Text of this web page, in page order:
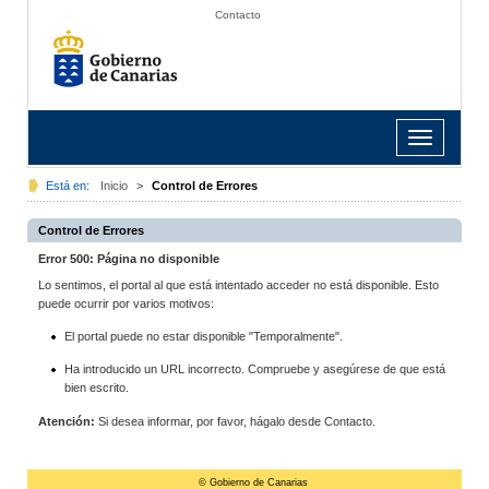
Contacto
Toggle
navigation
Está en: Inicio > Control de Errores
Control de Errores
Error 500: Página no disponible
Lo sentimos, el portal al que está intentado acceder no está disponible. Esto
puede ocurrir por varios motivos:
El portal puede no estar disponible "Temporalmente".
Ha introducido un URL incorrecto. Compruebe y asegúrese de que está
bien escrito.
Atención: Si desea informar, por favor, hágalo desde Contacto.
© Gobierno de Canarias